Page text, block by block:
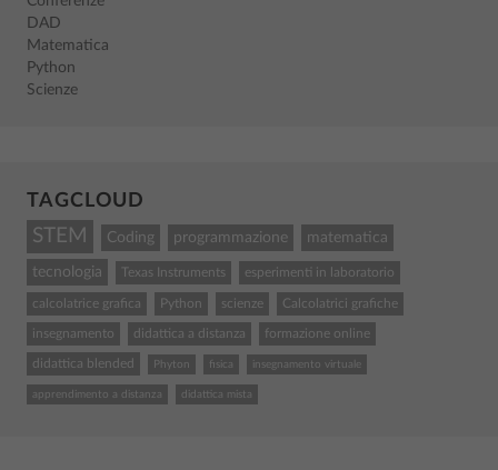
DAD
Matematica
Python
Scienze
TAGCLOUD
STEM Coding programmazione matematica
tecnologia Texas Instruments esperimenti in laboratorio
calcolatrice grafica Python scienze Calcolatrici grafiche
insegnamento didattica a distanza formazione online
didattica blended Phyton fisica insegnamento virtuale
apprendimento a distanza didattica mista